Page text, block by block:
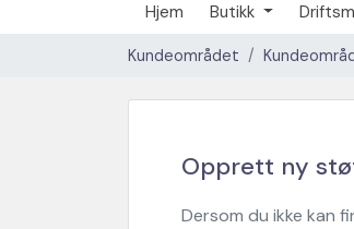
Hjem Butikk
Kundeområdet
Opprett ny
Dersom du ikke kan